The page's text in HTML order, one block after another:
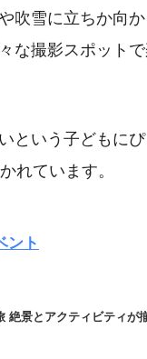
吹雪に立ちか向
な撮影スポット
という子どもに
れています。
ント
絶景とアクティビティが